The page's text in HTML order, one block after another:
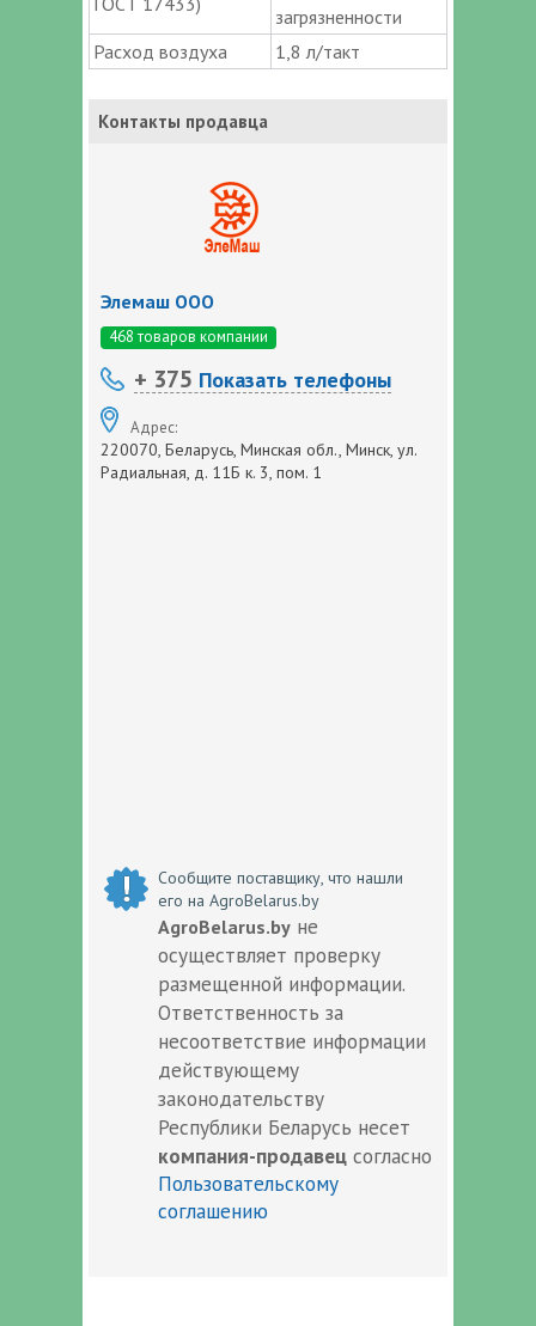
загрязненности
Расход воздуха
1,8 л/такт
Контакты продавца
Элемаш ООО
468 товаров компании
+ 375 Показать телефоны
Адрес:
220070, Беларусь, Минская обл., Минск, ул.
Радиальная, д. 11Б к. 3, пом. 1
Сообщите поставщику, что нашли
его на AgroBelarus.by
AgroBelarus.by не
осуществляет проверку
размещенной информации.
Ответственность за
несоответствие информации
действующему
законодательству
Республики Беларусь несет
компания-продавец согласно
Пользовательскому
соглашению